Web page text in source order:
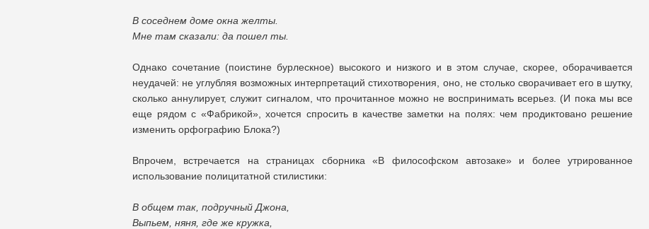
В соседнем доме окна желты.
Мне там сказали: да пошел ты.
Однако сочетание (поистине бурлескное) высокого и низкого и в этом случае, скорее, оборачивается
неудачей: не углубляя возможных интерпретаций стихотворения, оно, не столько сворачивает его в шутку,
сколько аннулирует, служит сигналом, что прочитанное можно не воспринимать всерьез. (И пока мы все
еще рядом с «Фабрикой», хочется спросить в качестве заметки на полях: чем продиктовано решение
изменить орфографию Блока?)
Впрочем, встречается на страницах сборника «В философском автозаке» и более утрированное
использование полицитатной стилистики:
В общем так, подручный Джона,
Выпьем, няня, где же кружка,